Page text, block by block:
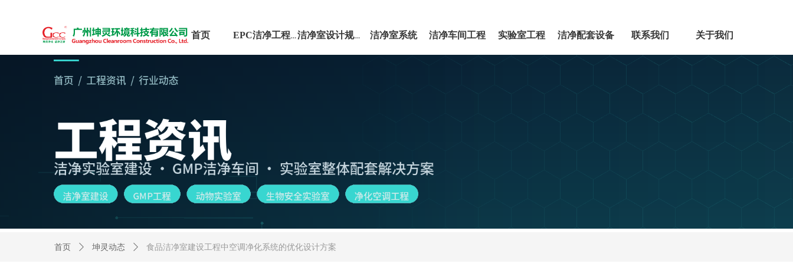
首页 EPC洁净工程服务 洁净室设计规范 洁净室系统 洁净车间工程 实验室工程 洁净配套设备 联系我们 关于我们
首页 ꄲ 坤灵动态 ꄲ 食品洁净室建设工程中空调净化系统的优化设计方案